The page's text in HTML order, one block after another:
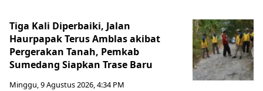
Tiga Kali Diperbaiki, Jalan
Haurpapak Terus Amblas akibat
Pergerakan Tanah, Pemkab
Sumedang Siapkan Trase Baru
Minggu, 9 Agustus 2026, 4:34 PM